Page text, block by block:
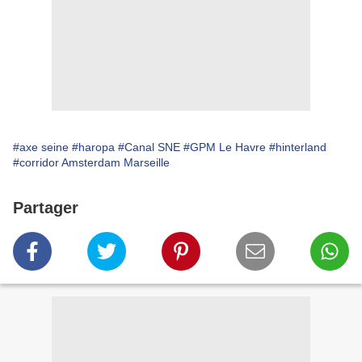
#axe seine #haropa #Canal SNE #GPM Le Havre #hinterland
#corridor Amsterdam Marseille
Partager